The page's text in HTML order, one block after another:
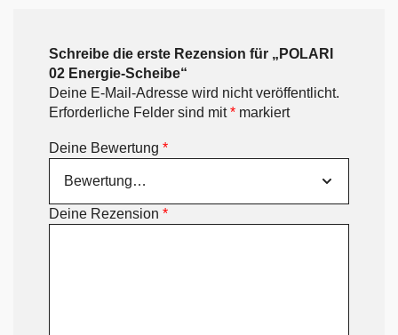
Schreibe die erste Rezension für „POLARI
02 Energie-Scheibe“
Deine E-Mail-Adresse wird nicht veröffentlicht.
Erforderliche Felder sind mit* markiert
Deine Bewertung *
Deine Rezension *